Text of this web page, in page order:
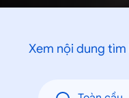
Xem nội dung